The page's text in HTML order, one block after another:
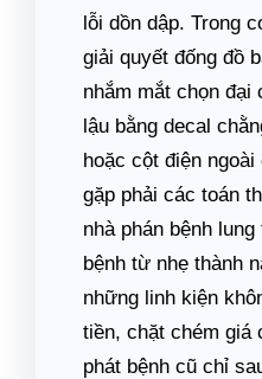
lỗi dồn dập. Trong
giải quyết đống đồ
nhắm mắt chọn đại
lậu bằng decal
hoặc cột điện
gặp phải các toán
nhà phán bệnh
bệnh từ nhẹ thành
những linh kiện
tiền, chặt chém giá
phát bệnh cũ chỉ